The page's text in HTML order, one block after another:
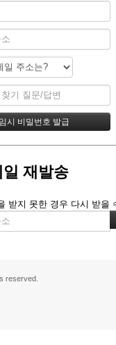
일 재발송
받지 못한 경우 다시 받을
reserved.